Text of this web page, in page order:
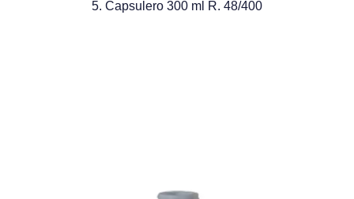
5. Capsulero 300 ml R. 48/400